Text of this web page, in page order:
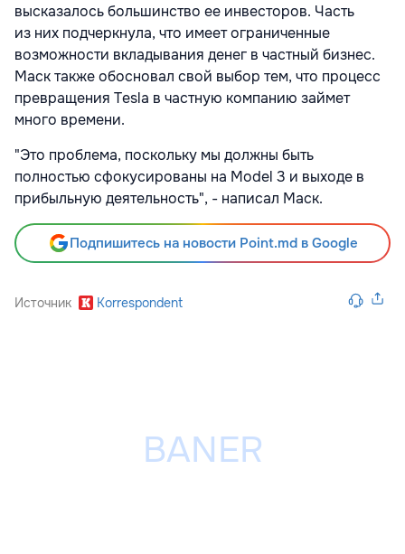
высказалось большинство ее инвесторов. Часть
из них подчеркнула, что имеет ограниченные
возможности вкладывания денег в частный бизнес.
Маск также обосновал свой выбор тем, что процесс
превращения Tesla в частную компанию займет
много времени.
"Это проблема, поскольку мы должны быть
полностью сфокусированы на Model 3 и выходе в
прибыльную деятельность", - написал Маск.
Подпишитесь на новости Point.md в Google
Источник Korrespondent